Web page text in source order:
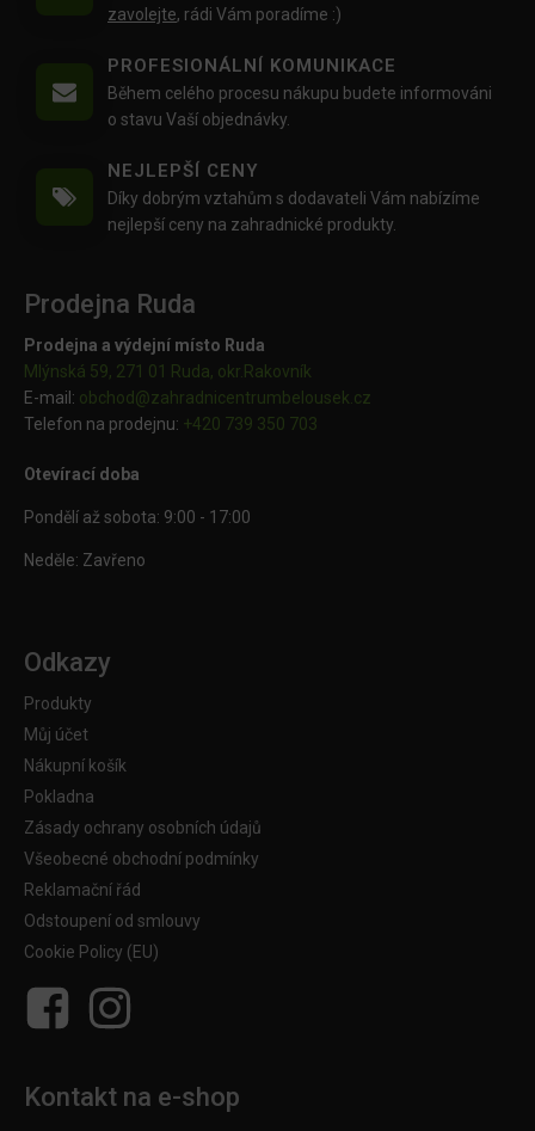
zavolejte, rádi Vám poradíme :)
PROFESIONÁLNÍ KOMUNIKACE
Během celého procesu nákupu budete informováni
o stavu Vaší objednávky.
NEJLEPŠÍ CENY
Díky dobrým vztahům s dodavateli Vám nabízíme
nejlepší ceny na zahradnické produkty.
Prodejna Ruda
Prodejna a výdejní místo Ruda
Mlýnská 59, 271 01 Ruda, okr.Rakovník
E-mail: obchod@zahradnicentrumbelousek.cz
Telefon na prodejnu: +420 739 350 703
Otevírací doba
Pondělí až sobota: 9:00 - 17:00
Neděle: Zavřeno
Odkazy
Produkty
Můj účet
Nákupní košík
Pokladna
Zásady ochrany osobních údajů
Všeobecné obchodní podmínky
Reklamační řád
Odstoupení od smlouvy
Cookie Policy (EU)
Kontakt na e-shop